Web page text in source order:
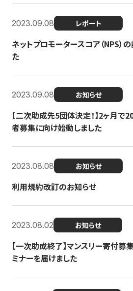
2023.09.08 レポート
ネットプロモータースコア（NPS）
た
2023.09.08 お知らせ
【二次助成先5団体決定！】2ヶ月で
者募集に向け始動しました
2023.08.08 お知らせ
利用規約改訂のお知らせ
2023.08.02 お知らせ
【一次助成終了】マンスリー寄付
ミナーを届けました